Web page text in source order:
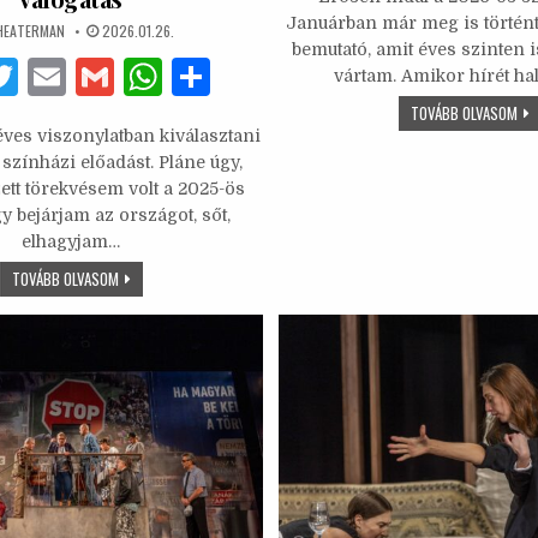
PUBLISHED
DATE:
2026.01.26.
o
T
it
te
r
E
ai
l
G
ai
l
W
at
s
A
p
ar
e
viszonylatban kiválasztani
előadást. Pláne úgy,
törekvésem volt a 2025-ös
bejárjam az országot, sőt,
elhagyjam…
TOVÁBB OLVASOM2025.
TOP
10
SZÍNHÁZAT
NEKÜNK!
SZUBJEKTÍV
VÁLOGATÁS
c
e
b
o
it
te
r
ai
l
l
Januárban már meg is
bemutató, amit éves szinten
vártam. Amikor hírét
TOVÁBB OLVASOM
A